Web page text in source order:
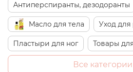
Антиперспиранты, дезодоранты
Масло для тела Уход для
Пластыри для ног Товары
Защита
Все категории